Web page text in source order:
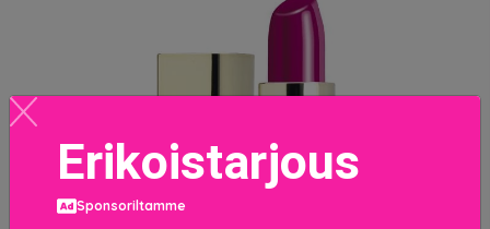
Erikoistarjous
Sponsoriltamme